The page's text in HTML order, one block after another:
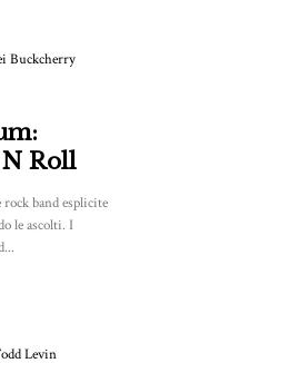
Roll
band esplicite
le ascolti. I